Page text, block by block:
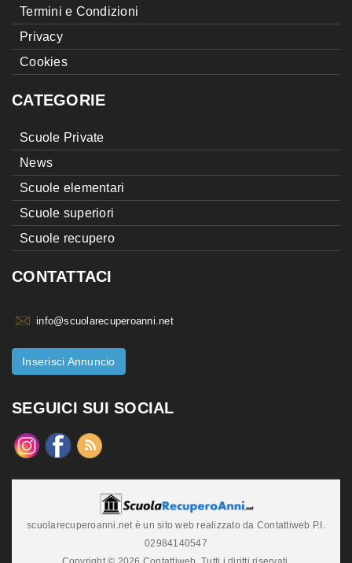
Termini e Condizioni
Privacy
Cookies
CATEGORIE
Scuole Private
News
Scuole elementari
Scuole superiori
Scuole recupero
CONTATTACI
info@scuolarecuperoanni.net
Inserisci Annuncio
SEGUICI SUI SOCIAL
scuolarecuperoanni.net è un sito web realizzato da Contattiweb P.I.
02984140547